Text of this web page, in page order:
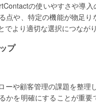
の使いやすさや導
点や、特定の機能が物足
でより適切な選択につながり
プ
ーや顧客管理の課題を整
かを明確にすることが重